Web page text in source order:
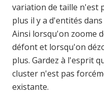
variation de taille n'est
plus il y a d'entités
Ainsi lorsqu'on zoome
défont et lorsqu'on
plus. Gardez à l'esprit
cluster n'est pas
existante.